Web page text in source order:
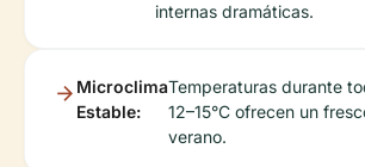
internas dramáticas.
Microclima
Estable:
Temperaturas durante
12–15°C ofrecen un
verano.